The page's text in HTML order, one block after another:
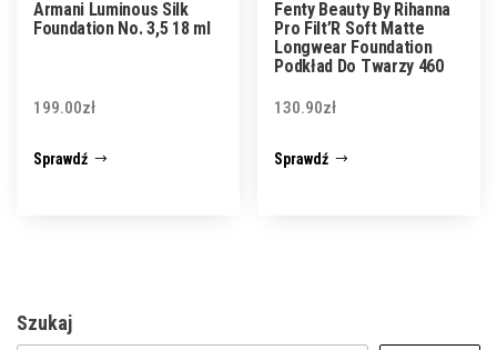
Armani Luminous Silk
Foundation No. 3,5 18 ml
199.00zł
Sprawdź
Fenty Beauty By Rihanna
Pro Filt’R Soft Matte
Longwear Foundation
Podkład Do Twarzy 460
130.90zł
Sprawdź
Szukaj